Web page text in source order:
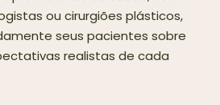
ou cirurgiões plásticos,
seus pacientes sobre
realistas de cada